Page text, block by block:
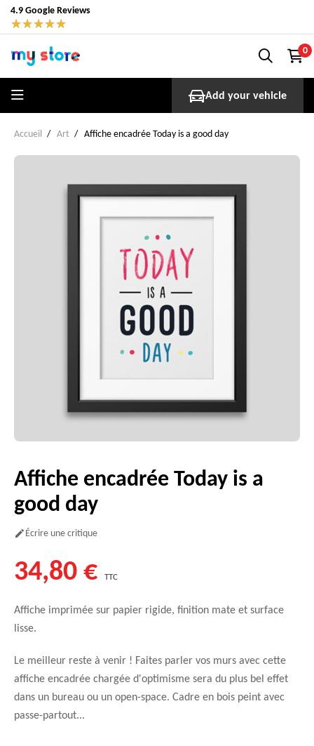
4.9 Google Reviews
★★★★★
0
Add your vehicle
Accueil Art Affiche encadrée Today is a good day
Affiche encadrée Today is a
good day
Écrire une critique
34,80 € TTC
Affiche imprimée sur papier rigide, finition mate et surface
lisse.
Le meilleur reste à venir ! Faites parler vos murs avec cette
affiche encadrée chargée d'optimisme sera du plus bel effet
dans un bureau ou un open-space. Cadre en bois peint avec
passe-partout...